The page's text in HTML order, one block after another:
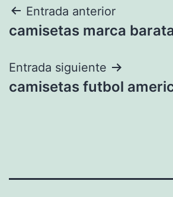
Navegación
de
entradas
Entrada anterior
camisetas marca
Entrada siguiente
camisetas futbol